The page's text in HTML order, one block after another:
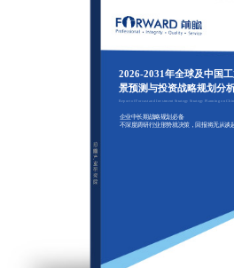
2026-2031年全球及中国
景预测与投资战略规划分
Report of Forcast and Invstment Strategy Strategy Planning on
企业中长期战略规划必备
不深度调研行业形势就决策，回报将无从谈